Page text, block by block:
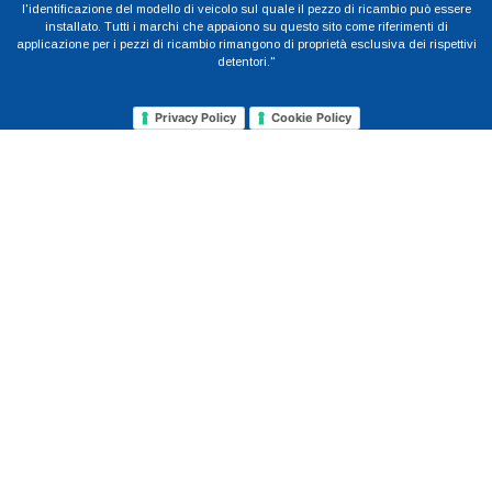
l'identificazione del modello di veicolo sul quale il pezzo di ricambio può essere
installato. Tutti i marchi che appaiono su questo sito come riferimenti di
applicazione per i pezzi di ricambio rimangono di proprietà esclusiva dei rispettivi
detentori."
Privacy Policy Cookie Policy